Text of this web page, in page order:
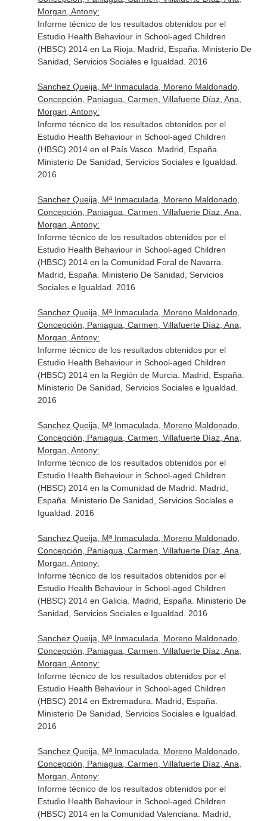
Morgan, Antony:
Informe técnico de los resultados obtenidos por el
Estudio Health Behaviour in School-aged Children
(HBSC) 2014 en La Rioja. Madrid, España. Ministerio De
Sanidad, Servicios Sociales e Igualdad. 2016
Sanchez Queija, Mª Inmaculada, Moreno Maldonado,
Concepción, Paniagua, Carmen, Villafuerte Díaz, Ana,
Morgan, Antony:
Informe técnico de los resultados obtenidos por el
Estudio Health Behaviour in School-aged Children
(HBSC) 2014 en el País Vasco. Madrid, España.
Ministerio De Sanidad, Servicios Sociales e Igualdad.
2016
Sanchez Queija, Mª Inmaculada, Moreno Maldonado,
Concepción, Paniagua, Carmen, Villafuerte Díaz, Ana,
Morgan, Antony:
Informe técnico de los resultados obtenidos por el
Estudio Health Behaviour in School-aged Children
(HBSC) 2014 en la Comunidad Foral de Navarra.
Madrid, España. Ministerio De Sanidad, Servicios
Sociales e Igualdad. 2016
Sanchez Queija, Mª Inmaculada, Moreno Maldonado,
Concepción, Paniagua, Carmen, Villafuerte Díaz, Ana,
Morgan, Antony:
Informe técnico de los resultados obtenidos por el
Estudio Health Behaviour in School-aged Children
(HBSC) 2014 en la Región de Murcia. Madrid, España.
Ministerio De Sanidad, Servicios Sociales e Igualdad.
2016
Sanchez Queija, Mª Inmaculada, Moreno Maldonado,
Concepción, Paniagua, Carmen, Villafuerte Díaz, Ana,
Morgan, Antony:
Informe técnico de los resultados obtenidos por el
Estudio Health Behaviour in School-aged Children
(HBSC) 2014 en la Comunidad de Madrid. Madrid,
España. Ministerio De Sanidad, Servicios Sociales e
Igualdad. 2016
Sanchez Queija, Mª Inmaculada, Moreno Maldonado,
Concepción, Paniagua, Carmen, Villafuerte Díaz, Ana,
Morgan, Antony:
Informe técnico de los resultados obtenidos por el
Estudio Health Behaviour in School-aged Children
(HBSC) 2014 en Galicia. Madrid, España. Ministerio De
Sanidad, Servicios Sociales e Igualdad. 2016
Sanchez Queija, Mª Inmaculada, Moreno Maldonado,
Concepción, Paniagua, Carmen, Villafuerte Díaz, Ana,
Morgan, Antony:
Informe técnico de los resultados obtenidos por el
Estudio Health Behaviour in School-aged Children
(HBSC) 2014 en Extremadura. Madrid, España.
Ministerio De Sanidad, Servicios Sociales e Igualdad.
2016
Sanchez Queija, Mª Inmaculada, Moreno Maldonado,
Concepción, Paniagua, Carmen, Villafuerte Díaz, Ana,
Morgan, Antony:
Informe técnico de los resultados obtenidos por el
Estudio Health Behaviour in School-aged Children
(HBSC) 2014 en la Comunidad Valenciana. Madrid,